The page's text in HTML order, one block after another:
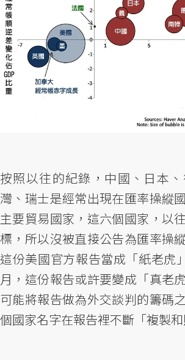
按照以往的紀錄，中國、日本
灣、瑞士是經常出現在匯率操縱
主要貿易國家，這六個國家，以
標，所以沒被直接公告為匯率操
這份美國官方報告當成「紙老虎
月，這份報告或許要變成「真老
可能將報告做為外交談判的籌碼
個國家名字在報告裡不斷「複製和